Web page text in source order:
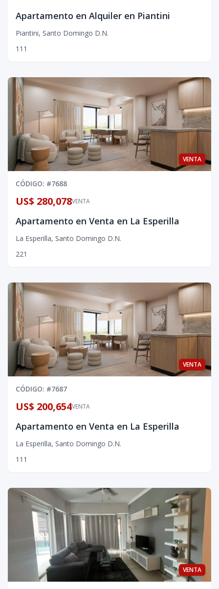
Apartamento en Alquiler en Piantini
Piantini, Santo Domingo D.N.
1 1 1
VENTA
CÓDIGO: #7688
VENTA
US$ 280,078
Apartamento en Venta en La Esperilla
La Esperilla, Santo Domingo D.N.
221
VENTA
CÓDIGO: #7687
VENTA
US$ 200,654
Apartamento en Venta en La Esperilla
La Esperilla, Santo Domingo D.N.
1 1 1
VENTA